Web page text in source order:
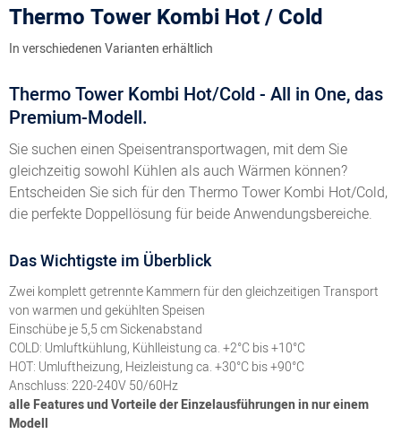
Thermo Tower Kombi Hot / Cold
In verschiedenen Varianten erhältlich
Thermo Tower Kombi Hot/Cold - All in One, das
Premium-Modell.
Sie suchen einen Speisentransportwagen, mit dem Sie
gleichzeitig sowohl Kühlen als auch Wärmen können?
Entscheiden Sie sich für den Thermo Tower Kombi Hot/Cold,
die perfekte Doppellösung für beide Anwendungsbereiche.
Das Wichtigste im Überblick
Zwei komplett getrennte Kammern für den gleichzeitigen Transport
von warmen und gekühlten Speisen
Einschübe je 5,5 cm Sickenabstand
COLD: Umluftkühlung, Kühlleistung ca. +2°C bis +10°C
HOT: Umluftheizung, Heizleistung ca. +30°C bis +90°C
Anschluss: 220-240V 50/60Hz
alle Features und Vorteile der Einzelausführungen in nur einem
Modell